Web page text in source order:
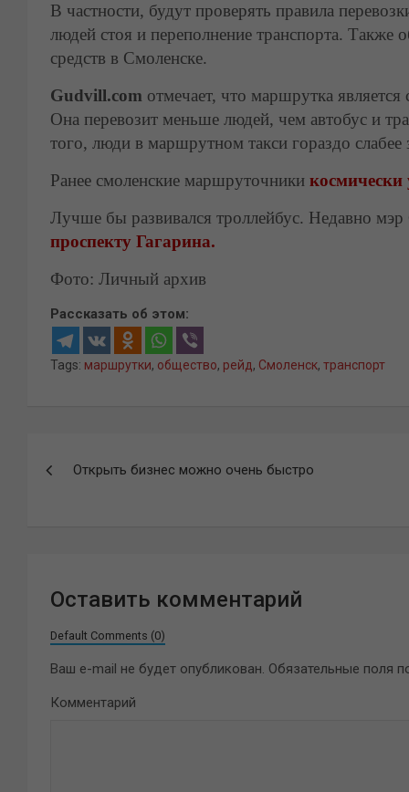
В частности, будут проверять правила
людей стоя и переполнение транспорта. Также
средств в Смоленске.
Gudvill.com отмечает, что маршрутка
Она перевозит меньше людей, чем автобус и
того, люди в маршрутном такси гораздо
Ранее смоленские маршруточники космически
Лучше бы развивался троллейбус. Недавно
проспекту Гагарина.
Фото: Личный архив
Рассказать об этом:
Tags: маршрутки, общество, рейд, Смоленск, транспорт
Открыть бизнес можно очень быстро
Оставить комментарий
Default Comments (0)
Ваш e-mail не будет опубликован. Обязательные поля
Комментарий